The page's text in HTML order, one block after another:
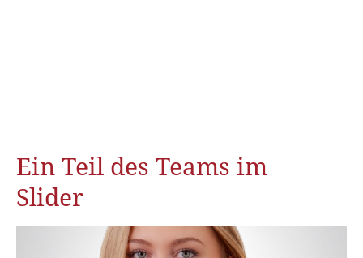
Ein Teil des Teams im
Slider